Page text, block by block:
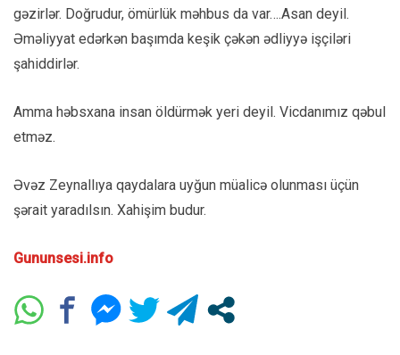
gəzirlər. Doğrudur, ömürlük məhbus da var….Asan deyil.
Əməliyyat edərkən başımda keşik çəkən ədliyyə işçiləri
şahiddirlər.
Amma həbsxana insan öldürmək yeri deyil. Vicdanımız qəbul
etməz.
Əvəz Zeynallıya qaydalara uyğun müalicə olunması üçün
şərait yaradılsın. Xahişim budur.
Gununsesi.info